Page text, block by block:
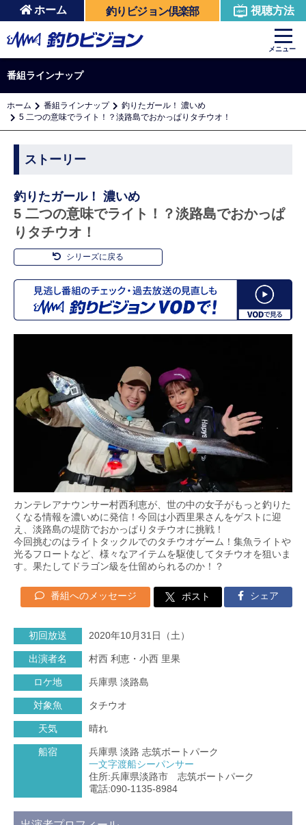
ホーム 釣りビジョン倶楽部 視聴方法
メニュー
番組ラインナップ
ホーム 番組ラインナップ
釣りたガール！ 濃いめ
5 二つの意味でライト！？淡路島でおかっぱりタチウオ！
ストーリー
釣りたガール！ 濃いめ
5 二つの意味でライト！？淡路島でおかっぱ
りタチウオ！
シリーズに戻る
カンテレアナウンサー村西利恵が、世の中の女子がもっと釣りた
くなる情報を濃いめに発信！今回は小西里果さんをゲストに迎
え、淡路島の堤防でおかっぱりタチウオに挑戦！
今回挑むのはライトタックルでのタチウオゲーム！集魚ライトや
光るフロートなど、様々なアイテムを駆使してタチウオを狙いま
す。果たしてドラゴン級を仕留められるのか！？
番組へのメッセージ ポスト シェア
初回放送 2020年10月31日（土）
出演者名 村西 利恵・小西 里果
ロケ地 兵庫県 淡路島
対象魚 タチウオ
天気 晴れ
船宿
兵庫県 淡路 志筑ボートパーク
一文字渡船シーパンサー
住所:兵庫県淡路市 志筑ボートパーク
電話:090-1135-8984